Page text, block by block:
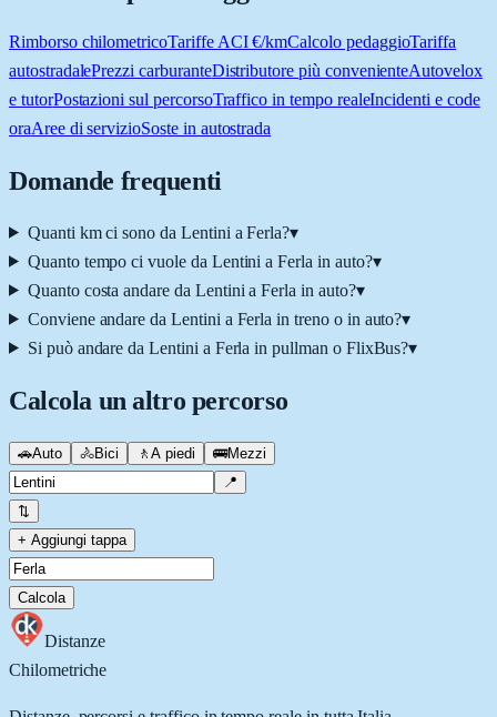
Rimborso chilometricoTariffe ACI €/kmCalcolo pedaggioTariffa
autostradalePrezzi carburanteDistributore più convenienteAutovelox
e tutorPostazioni sul percorsoTraffico in tempo realeIncidenti e code
oraAree di servizioSoste in autostrada
Domande frequenti
Quanti km ci sono da Lentini a Ferla?▾
Quanto tempo ci vuole da Lentini a Ferla in auto?▾
Quanto costa andare da Lentini a Ferla in auto?▾
Conviene andare da Lentini a Ferla in treno o in auto?▾
Si può andare da Lentini a Ferla in pullman o FlixBus?▾
Calcola un altro percorso
🚗Auto 🚴Bici 🚶 A piedi 🚌Mezzi
📍
⇅
+ Aggiungi tappa
Calcola
Distanze
Chilometriche